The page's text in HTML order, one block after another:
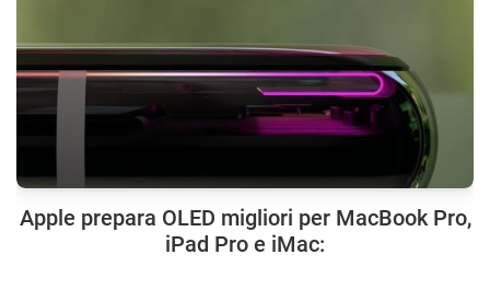
Apple prepara OLED migliori per MacBook Pro,
iPad Pro e iMac: